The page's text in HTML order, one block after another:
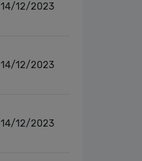
14/12/2023
14/12/2023
14/12/2023